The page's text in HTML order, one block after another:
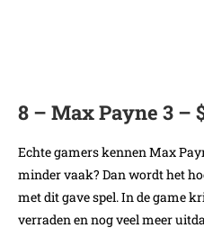
8 – Max Payne 3 –
Echte gamers kennen Max
minder vaak? Dan wordt het
met dit gave spel. In de game
verraden en nog veel meer